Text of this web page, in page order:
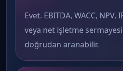
Evet. EBITDA, WACC,
veya net işletme
doğrudan aranabilir.